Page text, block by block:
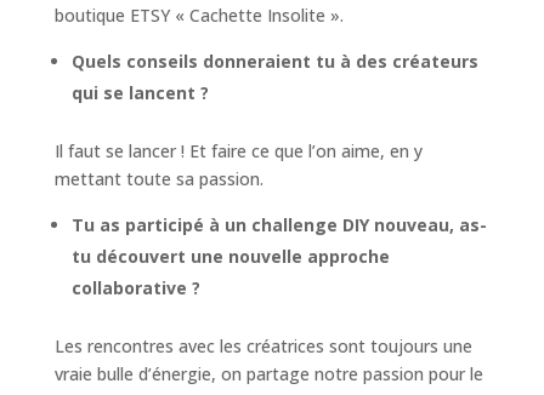
boutique ETSY « Cachette Insolite ».
Quels conseils donneraient tu à des créateurs
qui se lancent ?
Il faut se lancer ! Et faire ce que l’on aime, en y
mettant toute sa passion.
Tu as participé à un challenge DIY nouveau, as-
tu découvert une nouvelle approche
collaborative ?
Les rencontres avec les créatrices sont toujours une
vraie bulle d’énergie, on partage notre passion pour le